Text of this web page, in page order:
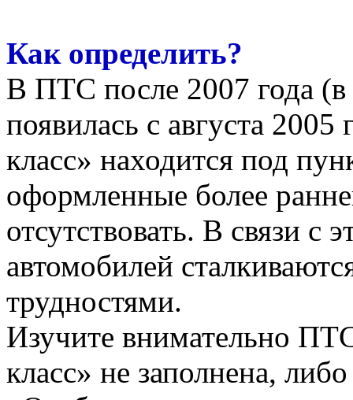
Как определить?
В ПТС после 2007 года (в
появилась с августа
класс» находится под
оформленные более
отсутствовать. В связи с
автомобилей
трудностями.
Изучите внимательно
класс» не заполнена,